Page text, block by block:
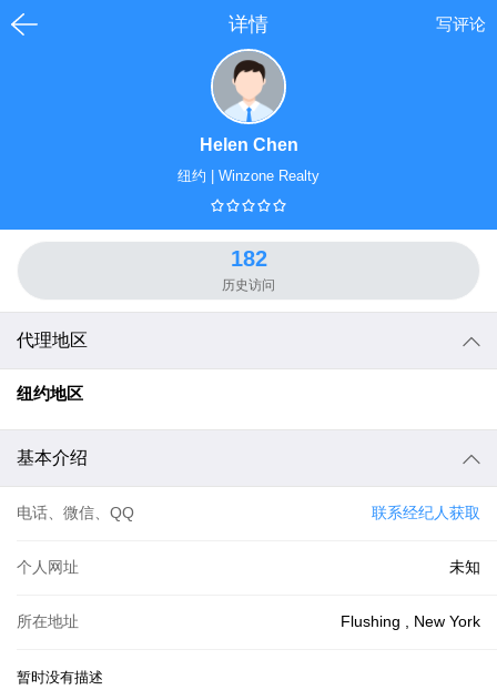
Helen Chen
纽约 Winzone Realty
182
历史访问
代理地区
纽约地区
基本介绍
电话、微信、QQ 联系经纪人获取
个人网址 未知
所在地址 Flushing , New York
暂时没有描述
详情 写评论